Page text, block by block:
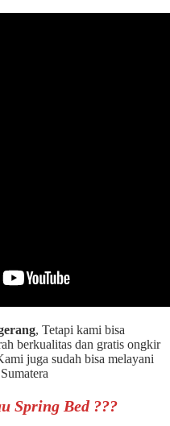
, Tetapi kami bisa
berkualitas dan gratis ongkir
juga sudah bisa melayani
Spring Bed ???